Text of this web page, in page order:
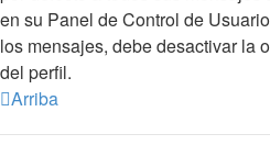
en su Panel de Control de
los mensajes, debe desactivar la
del perfil.
Arriba